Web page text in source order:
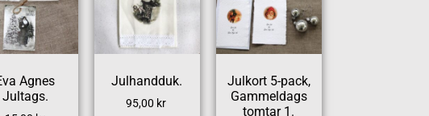
Agnes
Jultags.
Julhandduk.
95,00 kr
Julkort 5-pack,
Gammeldags
tomtar 1.